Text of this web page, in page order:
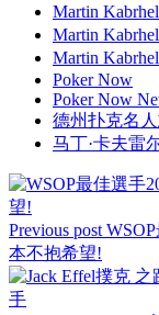
Martin
Martin
Martin
Poker Now
Poker Now
德州扑克名
马丁·卡夫雷
Previous post
本不抱希望!